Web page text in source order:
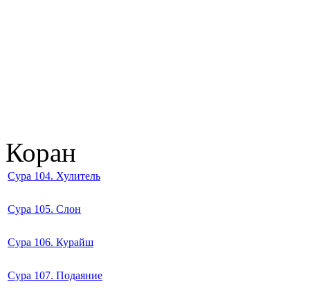
Коран
Сура 104. Хулитель
Сура 105. Слон
Сура 106. Курайш
Сура 107. Подаяние